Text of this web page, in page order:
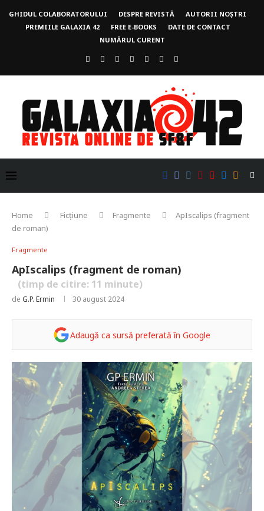
GHIDUL COLABORATORULUI DESPRE REVISTĂ
AUTORII NOȘTRI
PREMIILE GALAXIA 42
FREE E-BOOKS
DATE DE CONTACT
NUMĂRUL CURENT
Home Ficțiune Fragmente
ApIscalips (fragment
de roman)
Fragmente
ApIscalips (fragment de roman)
(timp de citire: 11 minute)
de G.P. Ermin 30 august 2024
Adaugă ca sursă preferată în Google